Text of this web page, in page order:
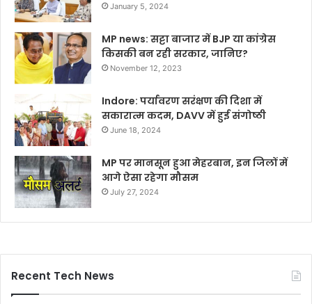
January 5, 2024
MP news: सट्टा बाजार में BJP या कांग्रेस
किसकी बन रही सरकार, जानिए?
November 12, 2023
Indore: पर्यावरण सरंक्षण की दिशा में
सकारात्म कदम, DAVV में हुई संगोष्ठी
June 18, 2024
MP पर मानसून हुआ मेहरबान, इन जिलों में
आगे ऐसा रहेगा मौसम
July 27, 2024
Recent Tech News